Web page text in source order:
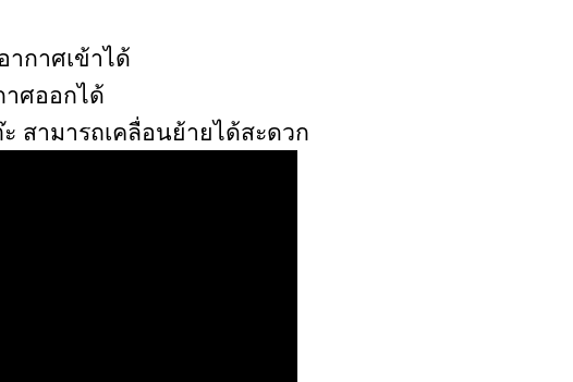
ากาศเข้าได้
าศออกได้
สามารถเคลื่อนย้ายได้สะดวก